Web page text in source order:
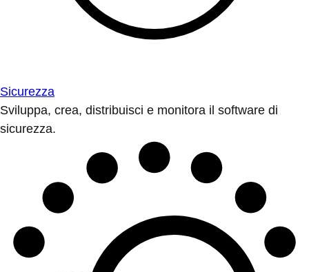
Sicurezza
Sviluppa, crea, distribuisci e monitora il software di
sicurezza.